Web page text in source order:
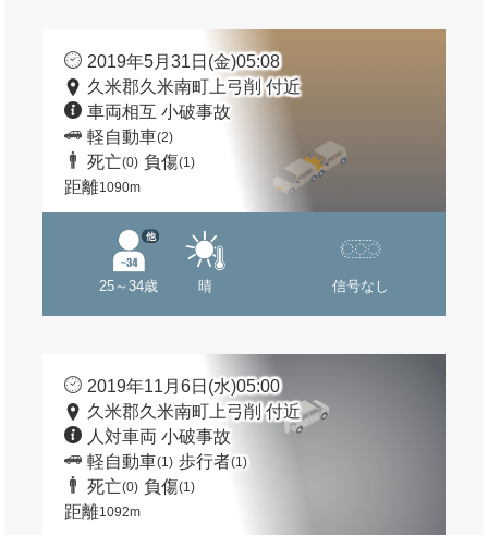
2019年5月31日(金)05:08
久米郡久米南町上弓削 付近
車両相互 小破事故
軽自動車(2)
死亡(0) 負傷(1)
距離1090m
25～34歳
他
晴 信号なし
2019年11月6日(水)05:00
久米郡久米南町上弓削 付近
人対車両 小破事故
軽自動車(1) 歩行者(1)
死亡(0) 負傷(1)
距離1092m